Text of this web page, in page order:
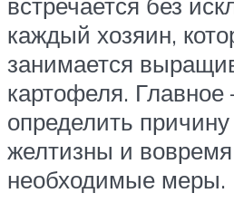
встречается без
каждый хозяин,
занимается
картофеля.
определить
желтизны и
необходимые меры.